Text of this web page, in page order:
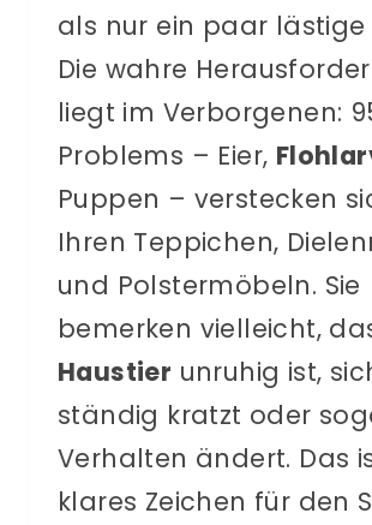
als nur ein paar lästige
Die wahre
liegt im Verborgenen:
Problems – Eier,
Puppen – verstecken
Ihren Teppichen,
und Polstermöbeln. Sie
bemerken vielleicht,
Haustier unruhig ist,
ständig kratzt oder
Verhalten ändert. Das
klares Zeichen für den